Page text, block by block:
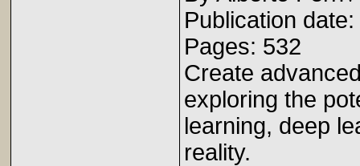
Publication
Pages: 532
Create
exploring the
learning, deep
reality.